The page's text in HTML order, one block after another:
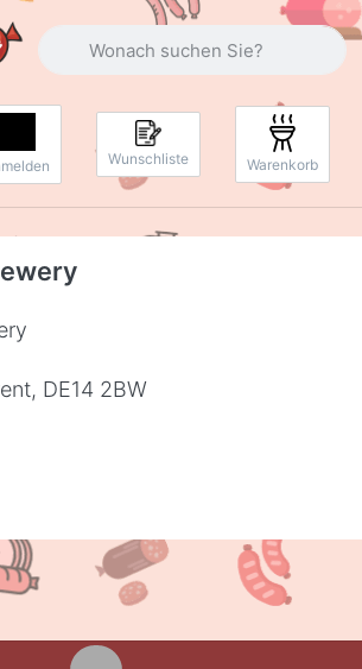
Geben Sie einen Suchbegriff ein.
Wunschliste Warenkorb
DE14 2BW